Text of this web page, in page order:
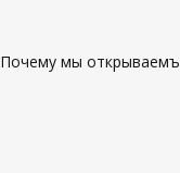
мы открываемъ